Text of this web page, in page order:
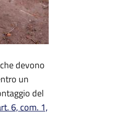
devono
un
del
6, com. 1,